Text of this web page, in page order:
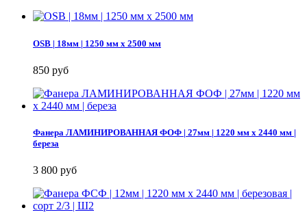
OSB | 18мм | 1250 мм х 2500 мм
850 руб
Фанера ЛАМИНИРОВАННАЯ ФОФ | 27мм | 1220 мм х 2440 мм |
береза
3 800 руб